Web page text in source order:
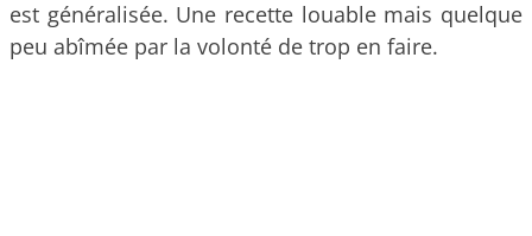
est généralisée. Une recette louable mais quelque
peu abîmée par la volonté de trop en faire.